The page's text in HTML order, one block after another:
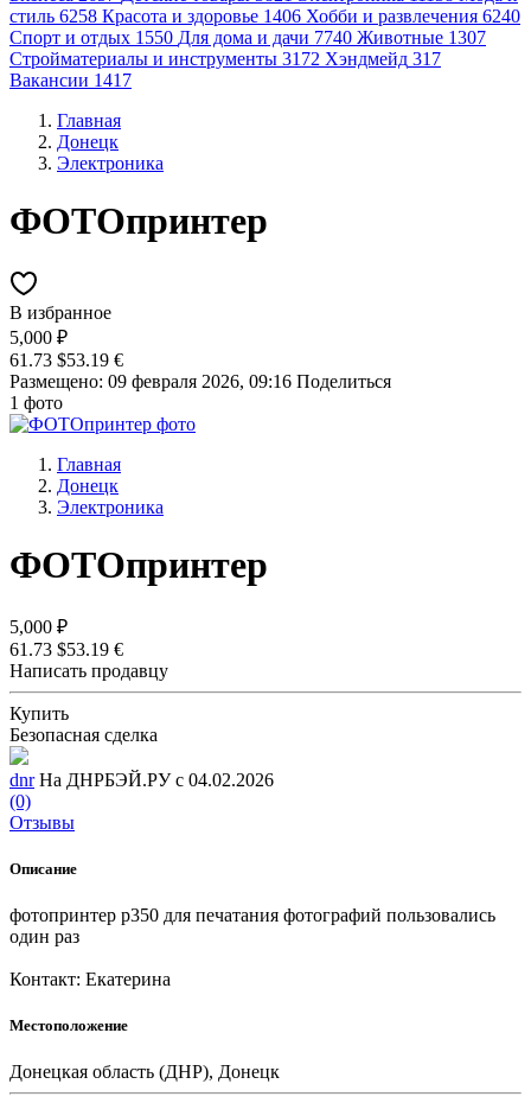
стиль 6258 Красота и здоровье 1406 Хобби и развлечения 6240
Спорт и отдых 1550 Для дома и дачи 7740 Животные 1307
Стройматериалы и инструменты 3172 Хэндмейд 317
Вакансии 1417
Главная
Донецк
Электроника
ФОТОпринтер
В избранное
5,000 ₽
61.73 $53.19 €
Размещено: 09 февраля 2026, 09:16 Поделиться
1 фото
Главная
Донецк
Электроника
ФОТОпринтер
5,000 ₽
61.73 $53.19 €
Написать продавцу
Купить
Безопасная сделка
dnr На ДНРБЭЙ.РУ с 04.02.2026
(0)
Отзывы
Описание
фотопринтер р350 для печатания фотографий пользовались
один раз
Контакт: Екатерина
Местоположение
Донецкая область (ДНР), Донецк